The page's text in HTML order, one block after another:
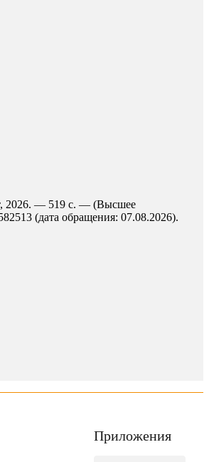
2026. — 519 с. — (Высшее
(дата обращения: 07.08.2026).
Приложения